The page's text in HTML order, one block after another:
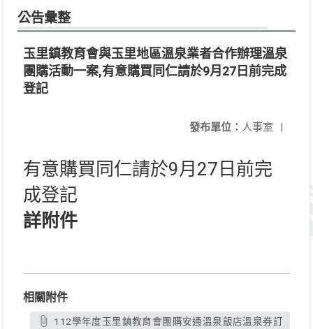
公告彙整
玉里鎮教育會與玉里地區溫泉業者合作辦理溫泉
團購活動一案,有意購買同仁請於9月27日前完成
登記
發布單位： 人事室 |
有意購買同仁請於9月27日前完
成登記
詳附件
相關附件